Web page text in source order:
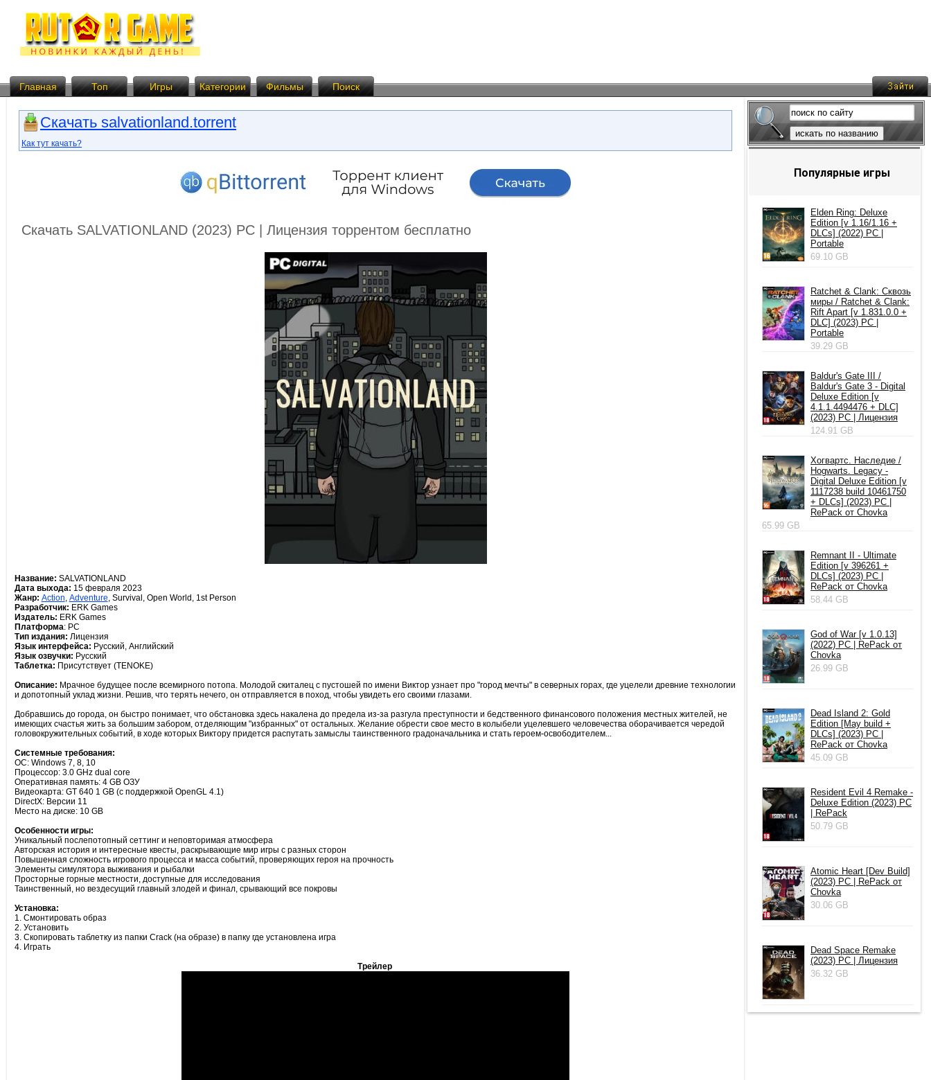
Главная Топ Игры Категории Фильмы Поиск
Скачать salvationland.torrent
Как тут качать?
Скачать SALVATIONLAND (2023) PC | Лицензия торрентом бесплатно
Название: SALVATIONLAND
Дата выхода: 15 февраля 2023
Жанр: Action, Adventure, Survival, Open World, 1st Person
Разработчик: ERK Games
Издатель: ERK Games
Платформа: PC
Тип издания: Лицензия
Язык интерфейса: Русский, Английский
Язык озвучки: Русский
Таблетка: Присутствует (TENOKE)
Описание: Мрачное будущее после всемирного потопа. Молодой скиталец с пустошей по имени Виктор узнает про "город мечты" в северных горах, где уцелели древние технологии
и допотопный уклад жизни. Решив, что терять нечего, он отправляется в поход, чтобы увидеть его своими глазами.
Добравшись до города, он быстро понимает, что обстановка здесь накалена до предела из-за разгула преступности и бедственного финансового положения местных жителей, не
имеющих счастья жить за большим забором, отделяющим "избранных" от остальных. Желание обрести свое место в колыбели уцелевшего человечества оборачивается чередой
головокружительных событий, в ходе которых Виктору придется распутать замыслы таинственного градоначальника и стать героем-освободителем...
Системные требования:
ОС: Windows 7, 8, 10
Процессор: 3.0 GHz dual core
Оперативная память: 4 GB ОЗУ
Видеокарта: GT 640 1 GB (с поддержкой OpenGL 4.1)
DirectX: Версии 11
Место на диске: 10 GB
Особенности игры:
Уникальный послепотопный сеттинг и неповторимая атмосфера
Авторская история и интересные квесты, раскрывающие мир игры с разных сторон
Повышенная сложность игрового процесса и масса событий, проверяющих героя на прочность
Элементы симулятора выживания и рыбалки
Просторные горные местности, доступные для исследования
Таинственный, но вездесущий главный злодей и финал, срывающий все покровы
Установка:
1. Смонтировать образ
2. Установить
3. Скопировать таблетку из папки Crack (на образе) в папку где установлена игра
4. Играть
Трейлер
искать по названию
Популярные игры
Elden Ring: Deluxe
Edition [v 1.16/1.16 +
DLCs] (2022) PC |
Portable
69.10 GB
Ratchet & Clank: Сквозь
миры / Ratchet & Clank:
Rift Apart [v 1.831.0.0 +
DLC] (2023) PC |
Portable
39.29 GB
Baldur's Gate III /
Baldur's Gate 3 - Digital
Deluxe Edition [v
4.1.1.4494476 + DLC]
(2023) PC | Лицензия
124.91 GB
Хогвартс. Наследие /
Hogwarts. Legacy -
Digital Deluxe Edition [v
1117238 build 10461750
+ DLCs] (2023) PC |
RePack от Chovka
65.99 GB
Remnant II - Ultimate
Edition [v 396261 +
DLCs] (2023) PC |
RePack от Chovka
58.44 GB
God of War [v 1.0.13]
(2022) PC | RePack от
Chovka
26.99 GB
Dead Island 2: Gold
Edition [May build +
DLCs] (2023) PC |
RePack от Chovka
45.09 GB
Resident Evil 4 Remake -
Deluxe Edition (2023) PC
| RePack
50.79 GB
Atomic Heart [Dev Build]
(2023) PC | RePack от
Chovka
30.06 GB
Dead Space Remake
(2023) PC | Лицензия
36.32 GB